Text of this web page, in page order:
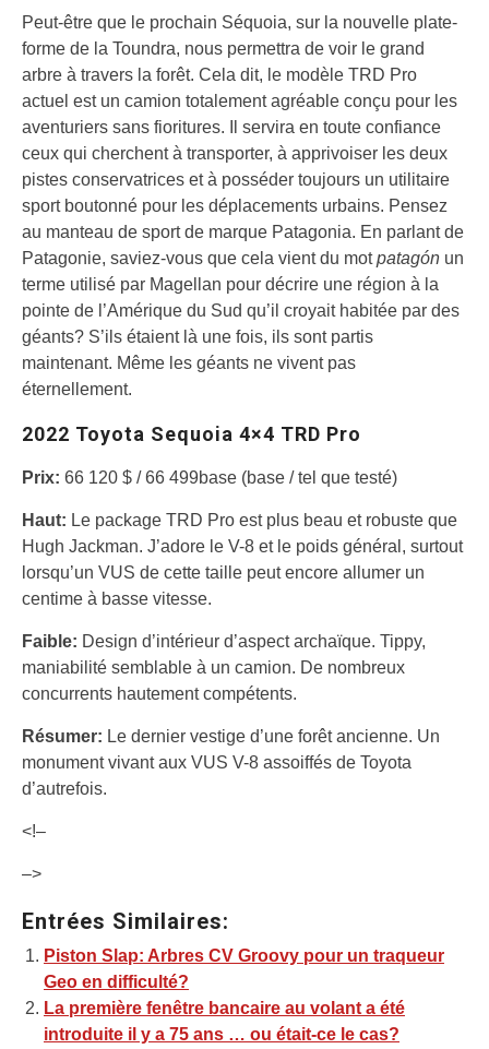
Peut-être que le prochain Séquoia, sur la nouvelle plate-
forme de la Toundra, nous permettra de voir le grand
arbre à travers la forêt. Cela dit, le modèle TRD Pro
actuel est un camion totalement agréable conçu pour les
aventuriers sans fioritures. Il servira en toute confiance
ceux qui cherchent à transporter, à apprivoiser les deux
pistes conservatrices et à posséder toujours un utilitaire
sport boutonné pour les déplacements urbains. Pensez
au manteau de sport de marque Patagonia. En parlant de
Patagonie, saviez-vous que cela vient du motpatagón un
terme utilisé par Magellan pour décrire une région à la
pointe de l’Amérique du Sud qu’il croyait habitée par des
géants? S’ils étaient là une fois, ils sont partis
maintenant. Même les géants ne vivent pas
éternellement.
2022 Toyota Sequoia 4×4 TRD Pro
Prix: 66 120 $ / 66 499base (base / tel que testé)
Haut: Le package TRD Pro est plus beau et robuste que
Hugh Jackman. J’adore le V-8 et le poids général, surtout
lorsqu’un VUS de cette taille peut encore allumer un
centime à basse vitesse.
Faible: Design d’intérieur d’aspect archaïque. Tippy,
maniabilité semblable à un camion. De nombreux
concurrents hautement compétents.
Résumer: Le dernier vestige d’une forêt ancienne. Un
monument vivant aux VUS V-8 assoiffés de Toyota
d’autrefois.
<!–
–>
Entrées Similaires:
Piston Slap: Arbres CV Groovy pour un traqueur
Geo en difficulté?
La première fenêtre bancaire au volant a été
introduite il y a 75 ans … ou était-ce le cas?